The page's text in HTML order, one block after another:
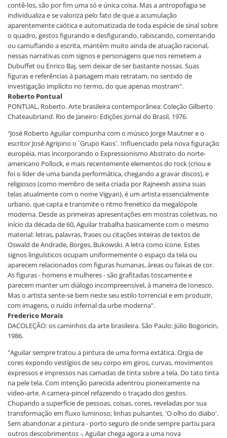
contê-los, são por fim uma só e única coisa. Mas a antropofagia se
individualiza e se valoriza pelo fato de que a acumulação
aparentemente caótica e automatizada de toda espécie de sinal sobre
o quadro, gestos figurando e desfigurando, rabiscando, comentando
ou camuflando a escrita, mantém muito ainda de atuação racional,
nessas narrativas com signos e personagens que nos remetem a
Dubuffet ou Enrico Baj, sem deixar de ser bastante nossas. Suas
figuras e referências à paisagem mais retratam, no sentido de
investigação implícito no termo, do que apenas mostram".
Roberto Pontual
PONTUAL, Roberto. Arte brasileira contemporânea: Coleção Gilberto
Chateaubriand. Rio de Janeiro: Edições Jornal do Brasil, 1976.
"José Roberto Aguilar compunha com o músico Jorge Mautner e o
escritor José Agripino o ´Grupo Kaos´. Influenciado pela nova figuração
européia, mas incorporando o Expressionismo Abstrato do norte-
americano Pollock, e mais recentemente elementos do rock (criou e
foi o líder de uma banda performática, chegando a gravar discos), e
religiosos (como membro de seita criada por Rajneesh assina suas
telas atualmente com o nome Vigyan), é um artista essencialmente
urbano, que capta e transmite o ritmo frenético da megalópole
moderna. Desde as primeiras apresentações em mostras coletivas, no
início da década de 60, Aguilar trabalha basicamente com o mesmo
material: letras, palavras, frases ou citações inteiras de textos de
Oswald de Andrade, Borges, Bukowski. A letra como ícone. Estes
signos linguísticos ocupam uniformemente o espaço da tela ou
aparecem relacionados com figuras humanas, áreas ou faixas de cor.
As figuras - homens e mulheres - são grafitadas toscamente e
parecem manter um diálogo incompreensível, à maneira de Ionesco.
Mas o artista sente-se bem neste seu estilo torrencial e em produzir,
com imagens, o ruído infernal da urbe moderna".
Frederico Morais
DACOLEÇÃO: os caminhos da arte brasileira. São Paulo: Júlio Bogoricin,
1986.
"Aguilar sempre tratou a pintura de uma forma extática. Orgia de
cores expondo vestígios de seu corpo em giros, curvas, movimentos
expressos e impressos nas camadas de tinta sobre a tela. Do tato tinta
na pele tela. Com intenção parecida adentrou pioneiramente na
video-arte. A camera-pincel refazendo o traçado dos gestos.
Chupando a superfície de pessoas, coisas, cores, reveladas por sua
transformação em fluxo luminoso; linhas pulsantes. 'O olho do diabo'.
Sem abandonar a pintura - porto seguro de onde sempre partiu para
outros descobrimentos -, Aguilar chega agora a uma nova